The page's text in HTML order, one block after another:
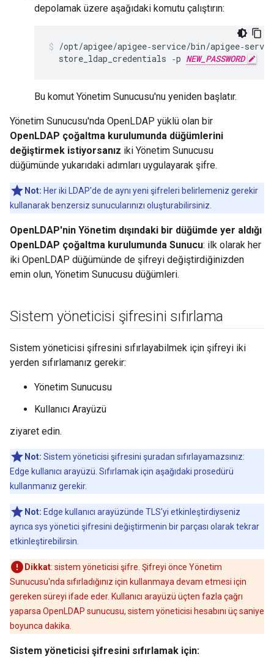
depolamak üzere aşağıdaki komutu çalıştırın:
/opt/apigee/apigee‑service/bin/
  store_ldap_credentials ‑p
NEW_PASSWORD
Bu komut Yönetim Sunucusu'nu yeniden başlatır.
Yönetim Sunucusu'nda OpenLDAP yüklü olan bir
OpenLDAP çoğaltma kurulumunda düğümlerini
değiştirmek istiyorsanız iki Yönetim Sunucusu
düğümünde yukarıdaki adımları uygulayarak şifre.
Not: Her iki LDAP'de de aynı yeni şifreleri belirlemeniz gerekir
kullanarak benzersiz sunucularınızı oluşturabilirsiniz.
OpenLDAP'nin Yönetim dışındaki bir düğümde yer aldığı
OpenLDAP çoğaltma kurulumunda Sunucu: ilk olarak her
iki OpenLDAP düğümünde de şifreyi değiştirdiğinizden
emin olun, Yönetim Sunucusu düğümleri.
Sistem yöneticisi şifresini sıfırlama
Sistem yöneticisi şifresini sıfırlayabilmek için şifreyi iki
yerden sıfırlamanız gerekir:
Yönetim Sunucusu
Kullanıcı Arayüzü
ziyaret edin.
Not: Sistem yöneticisi şifresini şuradan sıfırlayamazsınız:
Edge kullanıcı arayüzü. Sıfırlamak için aşağıdaki prosedürü
kullanmanız gerekir.
Not: Edge kullanıcı arayüzünde TLS'yi etkinleştirdiyseniz
ayrıca sys yönetici şifresini değiştirmenin bir parçası olarak tekrar
etkinleştirebilirsin.
Dikkat: sistem yöneticisi şifre. Şifreyi önce Yönetim
Sunucusu'nda sıfırladığınız için kullanmaya devam etmesi için
gereken süreyi ifade eder. Kullanıcı arayüzü üçten fazla çağrı
yaparsa OpenLDAP sunucusu, sistem yöneticisi hesabını üç saniye
boyunca dakika.
Sistem yöneticisi şifresini sıfırlamak için: